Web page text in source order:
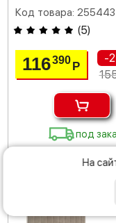
Код товара: 255443
(5)
116390Р
-
под
На